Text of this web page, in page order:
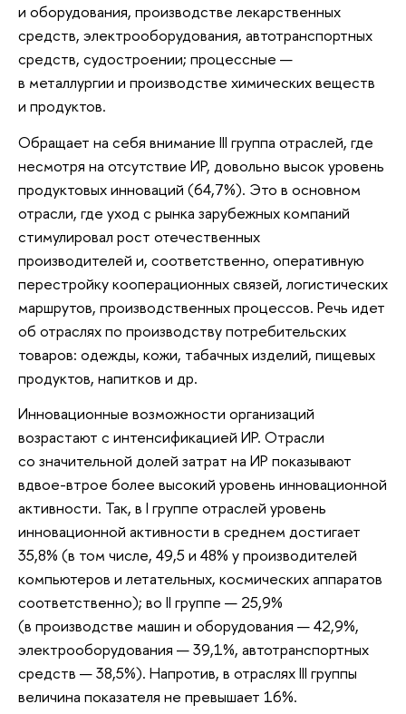
и оборудования, производстве лекарственных
средств, электрооборудования, автотранспортных
средств, судостроении; процессные —
в металлургии и производстве химических веществ
и продуктов.
Обращает на себя внимание III группа отраслей, где
несмотря на отсутствие ИР, довольно высок уровень
продуктовых инноваций (64,7%). Это в основном
отрасли, где уход с рынка зарубежных компаний
стимулировал рост отечественных
производителей и, соответственно, оперативную
перестройку кооперационных связей, логистических
маршрутов, производственных процессов. Речь идет
об отраслях по производству потребительских
товаров: одежды, кожи, табачных изделий, пищевых
продуктов, напитков и др.
Инновационные возможности организаций
возрастают с интенсификацией ИР. Отрасли
со значительной долей затрат на ИР показывают
вдвое-втрое более высокий уровень инновационной
активности. Так, в I группе отраслей уровень
инновационной активности в среднем достигает
35,8% (в том числе, 49,5 и 48% у производителей
компьютеров и летательных, космических аппаратов
соответственно); во II группе — 25,9%
(в производстве машин и оборудования — 42,9%,
электрооборудования — 39,1%, автотранспортных
средств — 38,5%). Напротив, в отраслях III группы
величина показателя не превышает 16%.